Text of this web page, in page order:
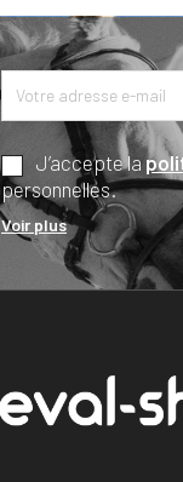
J’accepte la
personnelles.
Voir plus